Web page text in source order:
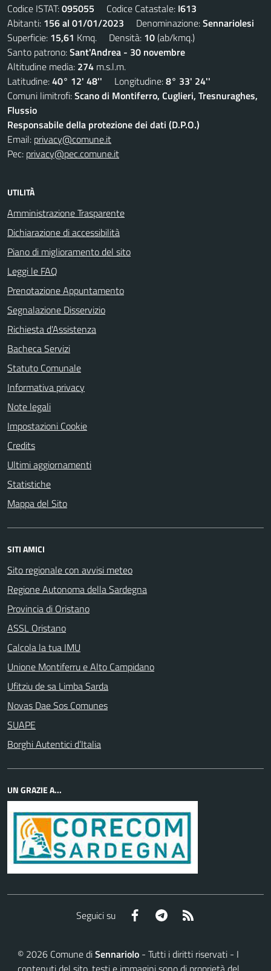
Codice ISTAT:095055 Codice Catastale: I613
Abitanti: 156 al 01/01/2023 Denominazione:Sennariolesi
Superficie: 15,61 Kmq. Densità: 10(ab/kmq.)
Santo patrono:Sant'Andrea - 30 novembre
Altitudine media: 274 m.s.l.m.
Latitudine:40° 12' 48'' Longitudine:8° 33' 24''
Comuni limitrofi:Scano di Montiferro, Cuglieri, Tresnuraghes,
Flussio
Responsabile della protezione dei dati (D.P.O.)
Email: privacy@comune.it
Pec: privacy@pec.comune.it
UTILITÀ
Amministrazione Trasparente
Dichiarazione di accessibilità
Piano di miglioramento del sito
Leggi le FAQ
Prenotazione Appuntamento
Segnalazione Disservizio
Richiesta d'Assistenza
Bacheca Servizi
Statuto Comunale
Informativa privacy
Note legali
Impostazioni Cookie
Credits
Ultimi aggiornamenti
Statistiche
Mappa del Sito
SITI AMICI
Sito regionale con avvisi meteo
Regione Autonoma della Sardegna
Provincia di Oristano
ASSL Oristano
Calcola la tua IMU
Unione Montiferru e Alto Campidano
Ufitziu de sa Limba Sarda
Novas Dae Sos Comunes
SUAPE
Borghi Autentici d’Italia
UN GRAZIE A...
Seguici su Facebook Telegram
© 2026 Comune diSennariolo - Tutti i diritti riservati - I